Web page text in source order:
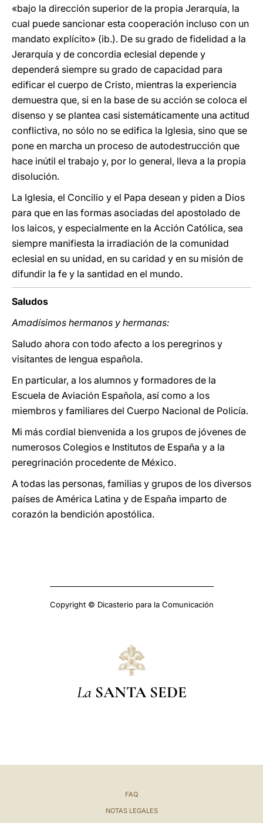
«bajo la dirección superior de la propia Jerarquía, la
cual puede sancionar esta cooperación incluso con un
mandato explícito» (ib.). De su grado de fidelidad a la
Jerarquía y de concordia eclesial depende y
dependerá siempre su grado de capacidad para
edificar el cuerpo de Cristo, mientras la experiencia
demuestra que, si en la base de su acción se coloca el
disenso y se plantea casi sistemáticamente una actitud
conflictiva, no sólo no se edifica la Iglesia, sino que se
pone en marcha un proceso de autodestrucción que
hace inútil el trabajo y, por lo general, lleva a la propia
disolución.
La Iglesia, el Concilio y el Papa desean y piden a Dios
para que en las formas asociadas del apostolado de
los laicos, y especialmente en la Acción Católica, sea
siempre manifiesta la irradiación de la comunidad
eclesial en su unidad, en su caridad y en su misión de
difundir la fe y la santidad en el mundo.
Saludos
Amadísimos hermanos y hermanas:
Saludo ahora con todo afecto a los peregrinos y
visitantes de lengua española.
En particular, a los alumnos y formadores de la
Escuela de Aviación Española, así como a los
miembros y familiares del Cuerpo Nacional de Policía.
Mi más cordial bienvenida a los grupos de jóvenes de
numerosos Colegios e Institutos de España y a la
peregrinación procedente de México.
A todas las personas, familias y grupos de los diversos
países de América Latina y de España imparto de
corazón la bendición apostólica.
Copyright © Dicasterio para la Comunicación
La SANTA SEDE
FAQ
NOTAS LEGALES